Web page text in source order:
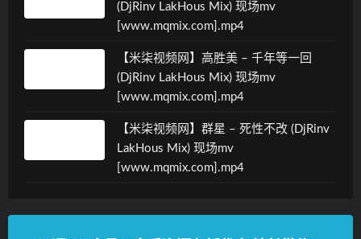
(DjRinv LakHous Mix) 现场mv
[www.mqmix.com].mp4
【米柒视频网】高胜美 – 千年等一回
(DjRinv LakHous Mix) 现场mv
[www.mqmix.com].mp4
【米柒视频网】群星 – 死性不改 (DjRinv
LakHous Mix) 现场mv
[www.mqmix.com].mp4